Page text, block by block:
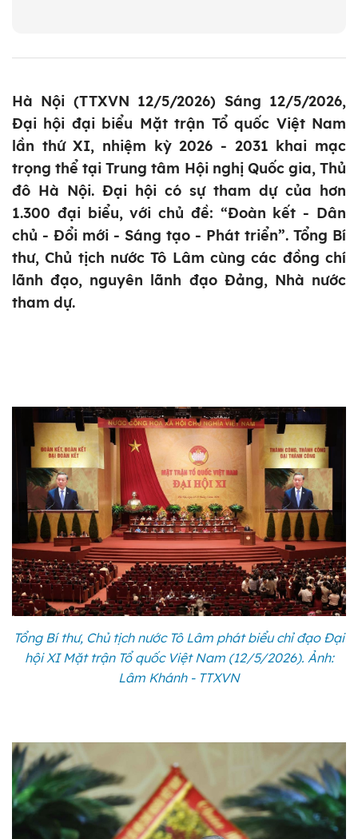
Hà Nội (TTXVN 12/5/2026) Sáng 12/5/2026,
Đại hội đại biểu Mặt trận Tổ quốc Việt Nam
lần thứ XI, nhiệm kỳ 2026 - 2031 khai mạc
trọng thể tại Trung tâm Hội nghị Quốc gia, Thủ
đô Hà Nội. Đại hội có sự tham dự của hơn
1.300 đại biểu, với chủ đề: “Đoàn kết - Dân
chủ - Đổi mới - Sáng tạo - Phát triển”. Tổng Bí
thư, Chủ tịch nước Tô Lâm cùng các đồng chí
lãnh đạo, nguyên lãnh đạo Đảng, Nhà nước
tham dự.
Tổng Bí thư, Chủ tịch nước Tô Lâm phát biểu chỉ đạo Đại
hội XI Mặt trận Tổ quốc Việt Nam (12/5/2026). Ảnh:
Lâm Khánh - TTXVN